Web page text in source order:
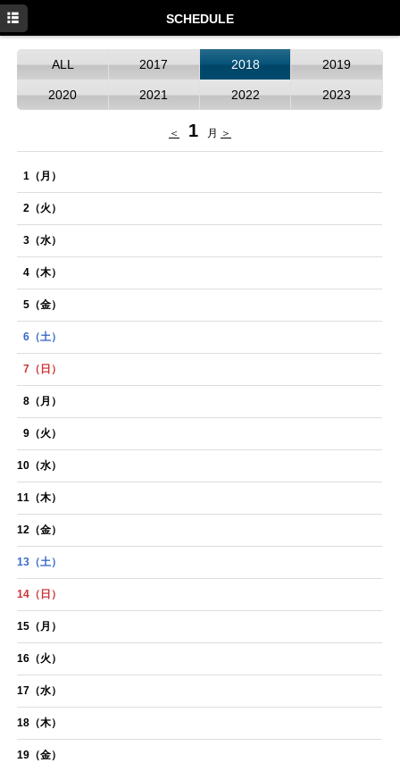
SCHEDULE
ALL 2017 2018 2019
2020 2021 2022 2023
＜ 1 月 ＞
1 （月）
2 （火）
3 （水）
4 （木）
5 （金）
6 （土）
7 （日）
8 （月）
9 （火）
10 （水）
11 （木）
12 （金）
13 （土）
14 （日）
15 （月）
16 （火）
17 （水）
18 （木）
19 （金）
NEWS
PROFILE
MOVIE
GOODS